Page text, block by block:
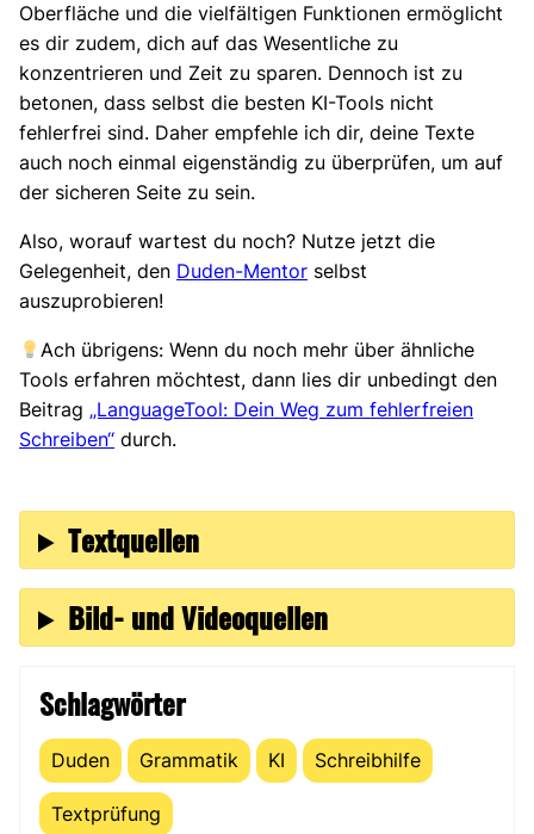
Oberfläche und die vielfältigen Funktionen ermöglicht
es dir zudem, dich auf das Wesentliche zu
konzentrieren und Zeit zu sparen. Dennoch ist zu
betonen, dass selbst die besten KI-Tools nicht
fehlerfrei sind. Daher empfehle ich dir, deine Texte
auch noch einmal eigenständig zu überprüfen, um auf
der sicheren Seite zu sein.
Also, worauf wartest du noch? Nutze jetzt die
Gelegenheit, den Duden-Mentor selbst
auszuprobieren!
Ach übrigens: Wenn du noch mehr über ähnliche
Tools erfahren möchtest, dann lies dir unbedingt den
Beitrag „LanguageTool: Dein Weg zum fehlerfreien
Schreiben“ durch.
Textquellen
Bild- und Videoquellen
Schlagwörter
Duden Grammatik KI Schreibhilfe
Textprüfung